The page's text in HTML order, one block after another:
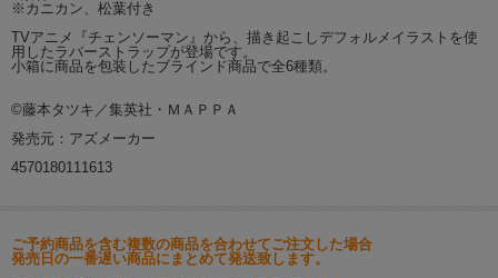
※カニカン、松葉付き
TVアニメ『チェンソーマン』から、描き起こしデフォルメイラストを使
用したラバーストラップが登場です。
小箱に商品を包装したブラインド商品で全6種類。
©藤本タツキ／集英社・ＭＡＰＰＡ
発売元：アズメーカー
4570180111613
ご予約商品を含む複数の商品を合わせてご注文した場合
発売日の一番遅い商品にまとめて発送致します。